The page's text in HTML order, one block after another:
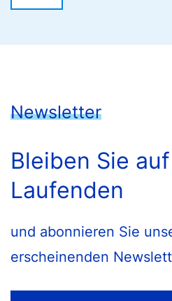
Newsletter
Bleiben Sie
Laufenden
und abonnieren Sie
erscheinenden